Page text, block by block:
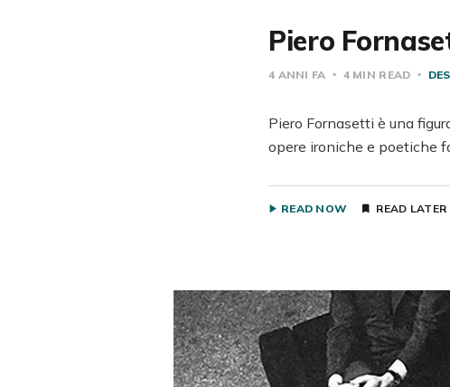
Piero
4 ANNI FA 4 MIN READ
Piero Fornasetti è una
opere ironiche e poetiche
READ NOW READ LATER